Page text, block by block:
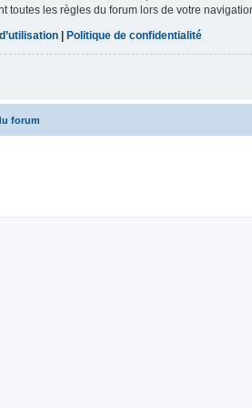
toutes les règles du forum lors de votre
Politique de confidentialité
forum